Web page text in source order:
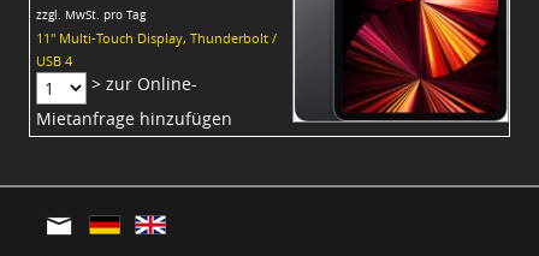
zzgl. MwSt. pro Tag
11" Multi-Touch Display, Thunderbolt /
USB 4
> zur Online-
Mietanfrage hinzufügen